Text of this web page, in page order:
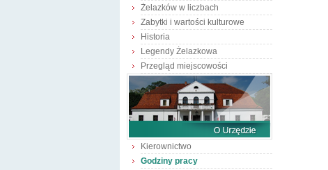
Żelazków w liczbach
Zabytki i wartości kulturowe
Historia
Legendy Żelazkowa
Przegląd miejscowości
Kierownictwo
Godziny pracy